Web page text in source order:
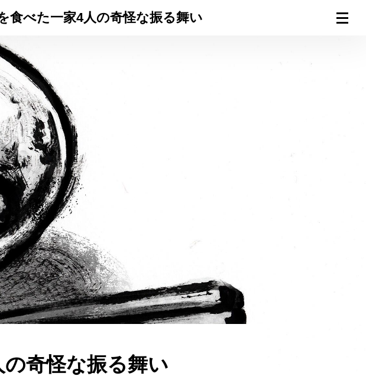
探し 食のストーリー 連載一覧 倶楽部入会（無料）
食べた一家4人の奇怪な振る舞い
奇怪な振る舞い